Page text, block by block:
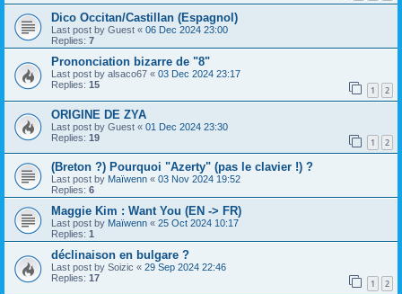
Dico Occitan/Castillan (Espagnol)
Last post by Guest « 06 Dec 2024 23:00
Replies: 7
Prononciation bizarre de "8"
Last post by alsaco67 « 03 Dec 2024 23:17
Replies: 15 1 2
ORIGINE DE ZYA
Last post by Guest « 01 Dec 2024 23:30
Replies: 19 1 2
(Breton ?) Pourquoi "Azerty" (pas le clavier !) ?
Last post by Maïwenn « 03 Nov 2024 19:52
Replies: 6
Maggie Kim : Want You (EN -> FR)
Last post by Maïwenn « 25 Oct 2024 10:17
Replies: 1
déclinaison en bulgare ?
Last post by Soizic « 29 Sep 2024 22:46
Replies: 17 1 2